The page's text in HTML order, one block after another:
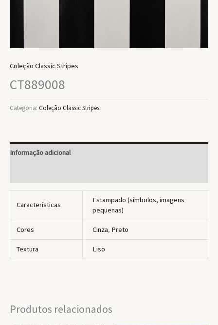
Coleção Classic Stripes
CT889008
Categoria: Coleção Classic Stripes
Informação adicional
Características
Estampado (símbolos, imagens
pequenas)
Cores Cinza, Preto
Textura Liso
Produtos relacionados